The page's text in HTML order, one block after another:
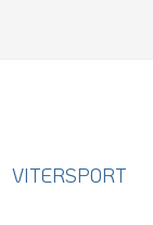
VITERSPORT